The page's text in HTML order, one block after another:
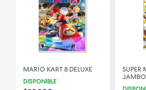
MARIO KART 8 DELUXE
DISPONIBLE
SUPER